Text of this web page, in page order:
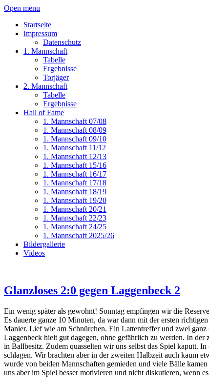
Open menu
Startseite
Impressum
Datenschutz
1. Mannschaft
Tabelle
Ergebnisse
Torjäger
2. Mannschaft
Tabelle
Ergebnisse
Hall of Fame
1. Mannschaft 07/08
1. Mannschaft 08/09
1. Mannschaft 09/10
1. Mannschaft 11/12
1. Mannschaft 12/13
1. Mannschaft 15/16
1. Mannschaft 16/17
1. Mannschaft 17/18
1. Mannschaft 18/19
1. Mannschaft 19/20
1. Mannschaft 20/21
1. Mannschaft 22/23
1. Mannschaft 24/25
1. Mannschaft 2025/26
Bildergallerie
Videos
Glanzloses 2:0 gegen Laggenbeck 2
Ein wenig später als gewohnt! Sonntag empfingen wir die
Es dauerte ganze 10 Minuten, da war dann mit der ersten
Manier. Lief wie am Schnürchen. Ein Lattentreffer und zwei
Laggenbeck hielt gut dagegen, ohne gefährlich zu werden. In
in Ballbesitz. Zudem quasselten wir uns selbst das Spiel kaputt.
schlagen. Wir brachten aber in der zweiten Halbzeit auch kaum
wurde von beiden Mannschaften gemieden und viele Bälle
uns aber im Spiel besser motivieren und nicht diskutieren, wenn